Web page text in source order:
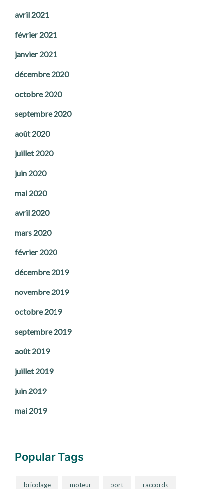
avril 2021
février 2021
janvier 2021
décembre 2020
octobre 2020
septembre 2020
août 2020
juillet 2020
juin 2020
mai 2020
avril 2020
mars 2020
février 2020
décembre 2019
novembre 2019
octobre 2019
septembre 2019
août 2019
juillet 2019
juin 2019
mai 2019
Popular Tags
bricolage moteur port raccords